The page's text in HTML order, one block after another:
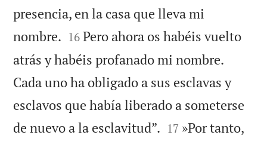
presencia, en la casa que lleva mi
nombre. 

16 Pero ahora os habéis vuelto
atrás y habéis profanado mi nombre.
Cada uno ha obligado a sus esclavas y
esclavos que había liberado a someterse
de nuevo a la esclavitud”. 

17 »Por tanto,